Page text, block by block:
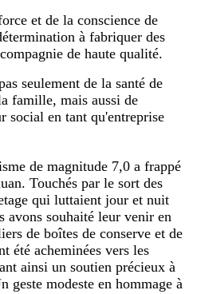
et de la conscience de
à fabriquer des
de haute qualité.
seulement de la santé de
famille, mais aussi de
social en tant qu'entreprise
de magnitude 7,0 a frappé
Touchés par le sort des
qui luttaient jour et nuit
avons souhaité leur venir en
de boîtes de conserve et de
été acheminées vers les
ainsi un soutien précieux à
geste modeste en hommage à